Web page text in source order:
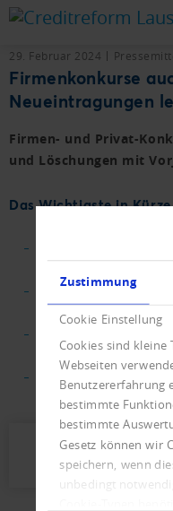
Zustimmung
Cookie Einstellung
Cookies sind kleine
Webseiten
Benutzererfahrung
bestimmte
bestimmte
Gesetz können wir
speichern, wenn
unbedingt
29. Februar 2024
Firmenkonkurse
Neueintragungen
Firmen- und Privat-
und Löschungen mit
Das Wichtigste in
Insolvenzen von
Anstieg der
Organisation um 11,8
Deutliche
Privatkonkursen.
Neueintragungen
Reichweite.